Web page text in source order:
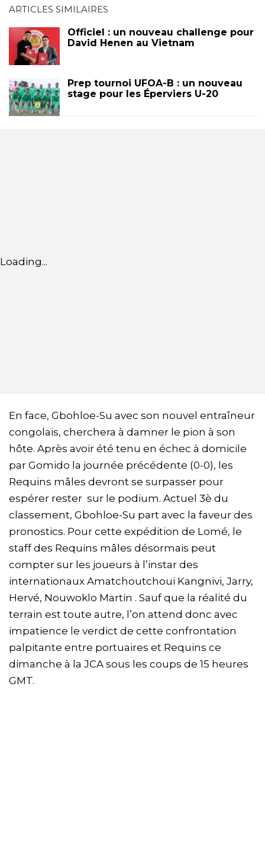
ARTICLES SIMILAIRES
Officiel : un nouveau challenge pour
David Henen au Vietnam
Prep tournoi UFOA-B : un nouveau
stage pour les Éperviers U-20
Loading...
En face, Gbohloe-Su avec son nouvel entraîneur
congolais, cherchera à damner le pion à son
hôte. Après avoir été tenu en échec à domicile
par Gomido la journée précédente (0-0), les
Requins mâles devront se surpasser pour
espérer rester sur le podium. Actuel 3è du
classement, Gbohloe-Su part avec la faveur des
pronostics. Pour cette expédition de Lomé, le
staff des Requins mâles désormais peut
compter sur les joueurs à l’instar des
internationaux Amatchoutchoui Kangnivi, Jarry,
Hervé, Nouwoklo Martin . Sauf que la réalité du
terrain est toute autre, l’on attend donc avec
impatience le verdict de cette confrontation
palpitante entre portuaires et Requins ce
dimanche à la JCA sous les coups de 15 heures
GMT.